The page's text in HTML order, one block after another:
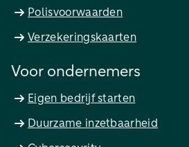
Polisvoorwaarden
Verzekeringskaarten
Voor ondernemers
Eigen bedrijf starten
Duurzame inzetbaarheid